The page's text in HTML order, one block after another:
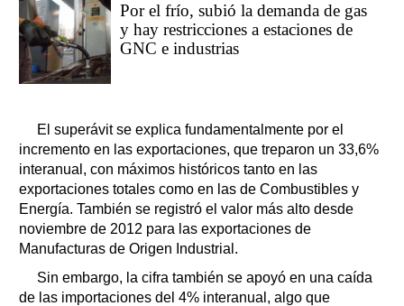
Por el frío, subió la demanda de gas
y hay restricciones a estaciones de
GNC e industrias
El superávit se explica fundamentalmente por el
incremento en las exportaciones, que treparon un 33,6%
interanual, con máximos históricos tanto en las
exportaciones totales como en las de Combustibles y
Energía. También se registró el valor más alto desde
noviembre de 2012 para las exportaciones de
Manufacturas de Origen Industrial.
Sin embargo, la cifra también se apoyó en una caída
de las importaciones del 4% interanual, algo que